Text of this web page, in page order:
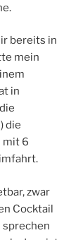
bereits in
mein
in
die
mit 6
zwar
Cocktail
sprechen